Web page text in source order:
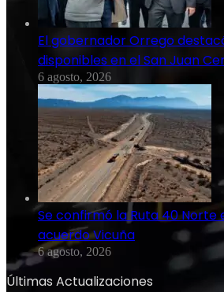
El gobernador Orrego
disponibles en el San Juan
6 agosto, 2026
Se confirmó la Ruta 40 Norte
acuerdo Vicuña
6 agosto, 2026
Últimas Actualizaciones